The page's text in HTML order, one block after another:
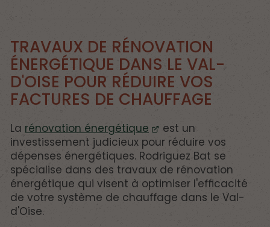
TRAVAUX DE RÉNOVATION
ÉNERGÉTIQUE DANS LE VAL-
D'OISE POUR RÉDUIRE VOS
FACTURES DE CHAUFFAGE
La rénovation énergétique
est un
investissement judicieux pour réduire vos
dépenses énergétiques. Rodriguez Bat se
spécialise dans des travaux de rénovation
énergétique qui visent à optimiser l'efficacité
de votre système de chauffage dans le Val-
d'Oise.